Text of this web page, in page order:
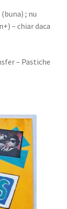
; nu
– chiar daca
– Pastiche